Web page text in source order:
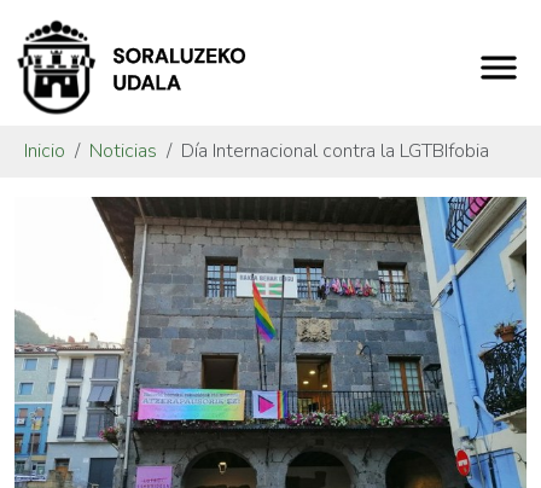
Inicio Noticias Día Internacional contra la LGTBIfobia